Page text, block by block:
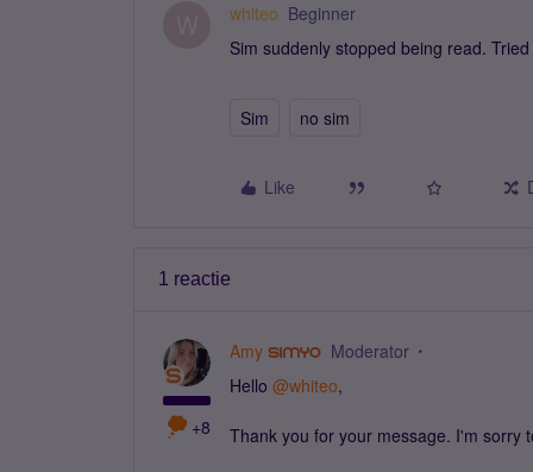
whiteo Beginner
Sim suddenly stopped being read.
Sim no sim
Like
1 reactie
+8
Amy
Moderator
Hello ​ @whiteo,
Thank you for your message. I'm sorry